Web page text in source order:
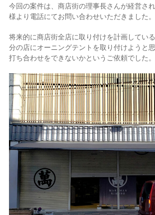
今回の案件は、商店街の理事長さんが経営さ
様より電話にてお問い合わせいただきました。
将来的に商店街全店に取り付けを計画してい
分の店にオーニングテントを取り付けようと
打ち合わせをできないかというご依頼でした。